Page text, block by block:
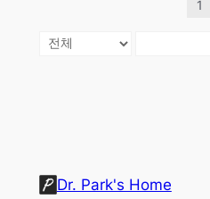
1
Dr. Park's Home